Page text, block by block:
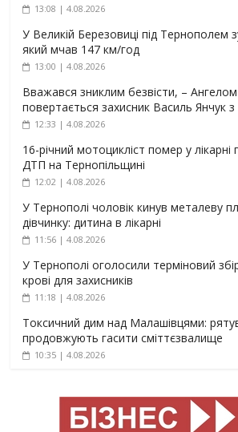
13:08 | 4.08.2026
У Великій Березовиці під Тернополем
який мчав 147 км/год
13:00 | 4.08.2026
Вважався зниклим безвісти, –
повертається захисник Василь Янчук
12:33 | 4.08.2026
16-річний мотоцикліст помер у лікарні
ДТП на Тернопільщині
12:02 | 4.08.2026
У Тернополі чоловік кинув металеву
дівчинку: дитина в лікарні
11:56 | 4.08.2026
У Тернополі оголосили терміновий
крові для захисників
11:18 | 4.08.2026
Токсичний дим над Малашівцями:
продовжують гасити сміттєзвалище
10:35 | 4.08.2026